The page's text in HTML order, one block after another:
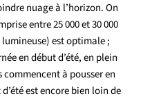
nuage à l’horizon. On
entre 25 000 et 30 000
est optimale ;
en début d’été, en plein
à pousser en
est encore bien loin de